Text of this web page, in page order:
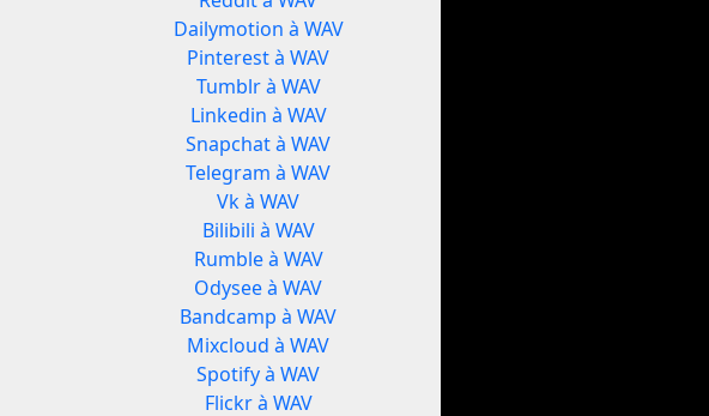
Dailymotion à WAV
Pinterest à WAV
Tumblr à WAV
Linkedin à WAV
Snapchat à WAV
Telegram à WAV
Vk à WAV
Bilibili à WAV
Rumble à WAV
Odysee à WAV
Bandcamp à WAV
Mixcloud à WAV
Spotify à WAV
Flickr à WAV